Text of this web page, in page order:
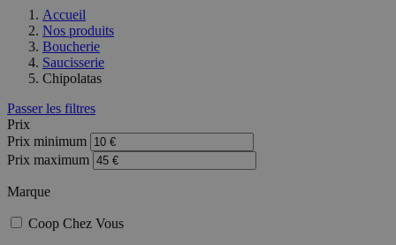
Accueil
Nos produits
Boucherie
Saucisserie
Chipolatas
Passer les filtres
Prix
Prix minimum
Prix maximum
Marque
Coop Chez Vous